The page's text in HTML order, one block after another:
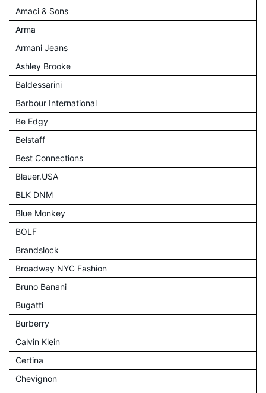
Amaci & Sons
Arma
Armani Jeans
Ashley Brooke
Baldessarini
Barbour International
Be Edgy
Belstaff
Best Connections
Blauer.USA
BLK DNM
Blue Monkey
BOLF
Brandslock
Broadway NYC Fashion
Bruno Banani
Bugatti
Burberry
Calvin Klein
Certina
Chevignon